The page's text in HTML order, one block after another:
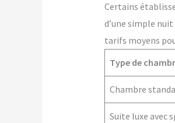
Certains
d’une simple
tarifs moyens
Type de
Chambre
Suite luxe avec